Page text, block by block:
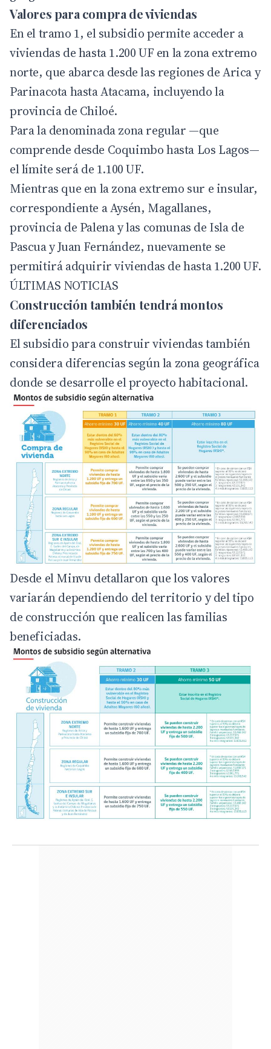
Valores para compra de viviendas
En el tramo 1, el subsidio permite acceder a
viviendas de hasta 1.200 UF en la zona extremo
norte, que abarca desde las regiones de Arica y
Parinacota hasta Atacama, incluyendo la
provincia de Chiloé.
Para la denominada zona regular —que
comprende desde Coquimbo hasta Los Lagos—
el límite será de 1.100 UF.
Mientras que en la zona extremo sur e insular,
correspondiente a Aysén, Magallanes,
provincia de Palena y las comunas de Isla de
Pascua y Juan Fernández, nuevamente se
permitirá adquirir viviendas de hasta 1.200 UF.
ÚLTIMAS NOTICIAS
Construcción también tendrá montos
diferenciados
El subsidio para construir viviendas también
considera diferencias según la zona geográfica
donde se desarrolle el proyecto habitacional.
Desde el Minvu detallaron que los valores
variarán dependiendo del territorio y del tipo
de construcción que realicen las familias
beneficiadas.